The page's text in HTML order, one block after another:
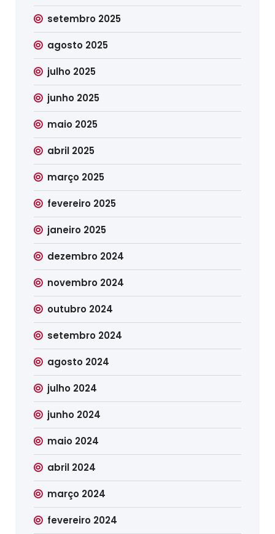
setembro 2025
agosto 2025
julho 2025
junho 2025
maio 2025
abril 2025
março 2025
fevereiro 2025
janeiro 2025
dezembro 2024
novembro 2024
outubro 2024
setembro 2024
agosto 2024
julho 2024
junho 2024
maio 2024
abril 2024
março 2024
fevereiro 2024